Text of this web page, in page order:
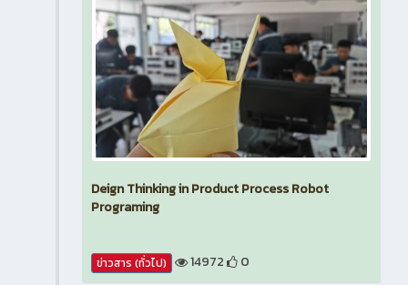
Deign Thinking in Product Process Robot
Programing
ข่าวสาร (ทั่วไป) 14972 0